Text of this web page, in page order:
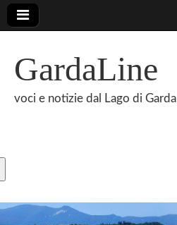
GardaLine
voci e notizie dal Lago di Garda